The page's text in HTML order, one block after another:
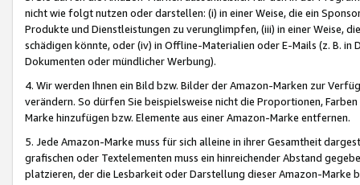
nicht wie folgt nutzen oder darstellen: (i) in einer Weise, die ein
Produkte und Dienstleistungen zu verunglimpfen, (iii) in einer Weise,
schädigen könnte, oder (iv) in Offline-Materialien oder E-Mails (z. B. in
Dokumenten oder mündlicher Werbung).
4. Wir werden Ihnen ein Bild bzw. Bilder der Amazon-Marken zur
verändern. So dürfen Sie beispielsweise nicht die Proportionen,
Marke hinzufügen bzw. Elemente aus einer Amazon-Marke entfernen.
5. Jede Amazon-Marke muss für sich alleine in ihrer Gesamtheit
grafischen oder Textelementen muss ein hinreichender Abstand
platzieren, der die Lesbarkeit oder Darstellung dieser Amazon-Marke